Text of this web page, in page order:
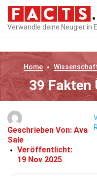
Verwandle deine Neugier in
Home
39 Fakten
Geschrieben Von: Ava
Sale
Veröffentlicht:
19 Nov 2025